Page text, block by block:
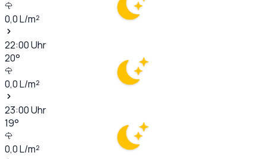
0,0L/m²
22:00Uhr
20°
0,0L/m²
23:00Uhr
19°
0,0L/m²